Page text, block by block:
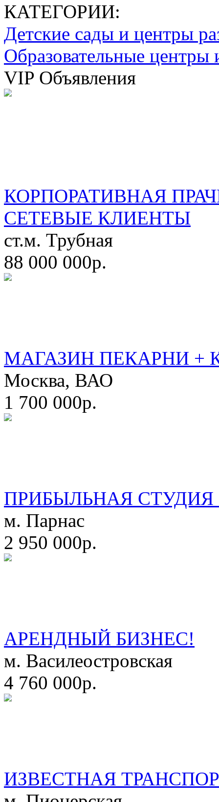
КАТЕГОРИИ:
Детские сады и центры
Образовательные центры
VIP Объявления
КОРПОРАТИВНАЯ
СЕТЕВЫЕ КЛИЕНТЫ
ст.м. Трубная
88 000 000р.
МАГАЗИН ПЕКАРНИ +
Москва, ВАО
1 700 000р.
ПРИБЫЛЬНАЯ СТУДИЯ
м. Парнас
2 950 000р.
АРЕНДНЫЙ БИЗНЕС!
м. Василеостровская
4 760 000р.
ИЗВЕСТНАЯ